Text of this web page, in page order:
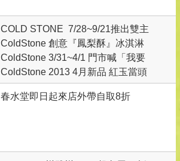
COLD STONE 7/28~9/21推出雙主
打新品冰淇淋「萄汽小蜜糖」&「水
蜜桃伯爵」
ColdStone 創意『鳳梨酥』冰淇淋
風味及超人氣紫色旋風『巨峰葡萄
冰淇淋』新上市
ColdStone 3/31~4/1 門市喊「我要
挑戰Fool’s Party」可參加抽獎
ColdStone 2013 4月新品 紅玉當頭
春水堂即日起來店外帶自取8折